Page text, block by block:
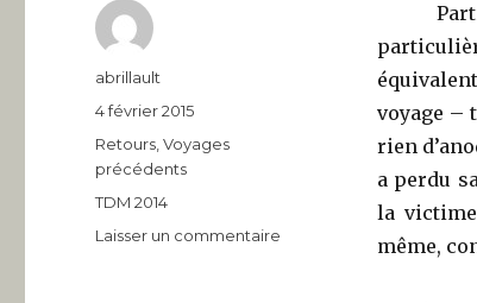
voyage –
rien
a perdu
la
même,
Auteur
abrillault
Publié
4 février 2015
Catégories
Retours ,Voyages
précédents
Étiquettes
TDM 2014
Laisser un commentaire